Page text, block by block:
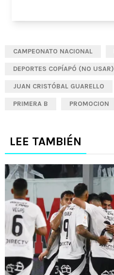
CAMPEONATO NACIONAL
DEPORTES COPÍAPÓ (NO USAR)
JUAN CRISTÓBAL GUARELLO
PRIMERA B PROMOCION
LEE TAMBIÉN